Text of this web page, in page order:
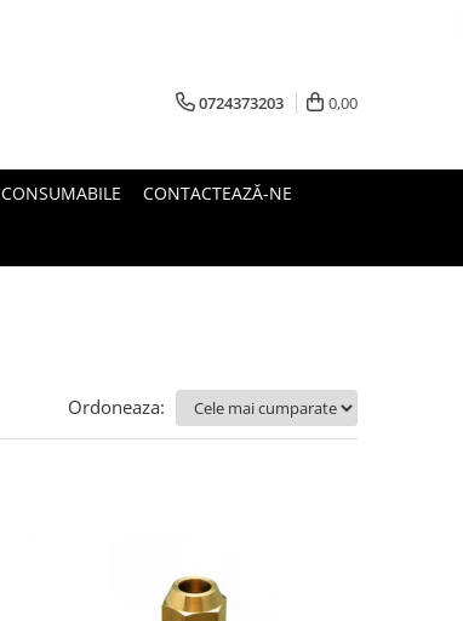
0724373203 0,00
CONSUMABILE CONTACTEAZĂ-NE
Ordoneaza: